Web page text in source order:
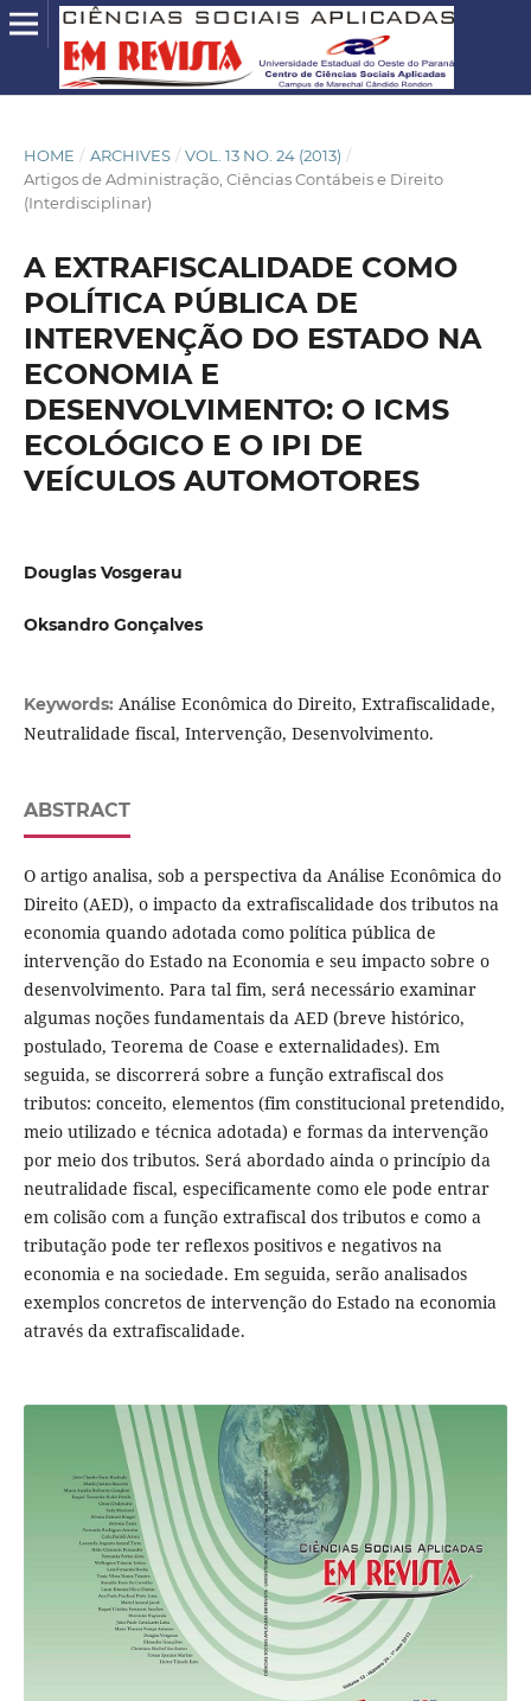
HOME / ARCHIVES / VOL. 13 NO. 24 (2013) /
Artigos de Administração, Ciências Contábeis e Direito
(Interdisciplinar)
A EXTRAFISCALIDADE COMO
POLÍTICA PÚBLICA DE
INTERVENÇÃO DO ESTADO NA
ECONOMIA E
DESENVOLVIMENTO: O ICMS
ECOLÓGICO E O IPI DE
VEÍCULOS AUTOMOTORES
Douglas Vosgerau
Oksandro Gonçalves
Keywords: Análise Econômica do Direito, Extrafiscalidade,
Neutralidade fiscal, Intervenção, Desenvolvimento.
ABSTRACT
O artigo analisa, sob a perspectiva da Análise Econômica do
Direito (AED), o impacto da extrafiscalidade dos tributos na
economia quando adotada como política pública de
intervenção do Estado na Economia e seu impacto sobre o
desenvolvimento. Para tal fim, será́ necessário examinar
algumas noções fundamentais da AED (breve histórico,
postulado, Teorema de Coase e externalidades). Em
seguida, se discorrerá sobre a função extrafiscal dos
tributos: conceito, elementos (fim constitucional pretendido,
meio utilizado e técnica adotada) e formas da intervenção
por meio dos tributos. Será abordado ainda o princípio da
neutralidade fiscal, especificamente como ele pode entrar
em colisão com a função extrafiscal dos tributos e como a
tributação pode ter reflexos positivos e negativos na
economia e na sociedade. Em seguida, serão analisados
exemplos concretos de intervenção do Estado na economia
através da extrafiscalidade.